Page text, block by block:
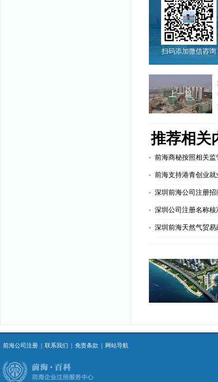
扫码添加微信咨询
上一篇
推荐相关
前海支持港青创业
深圳前海公司注册
深圳公司注册名称核
前海公司注册 联系我们 免责条款 网站导航